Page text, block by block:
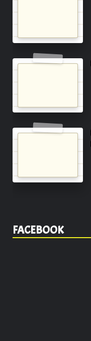
FACEBOOK